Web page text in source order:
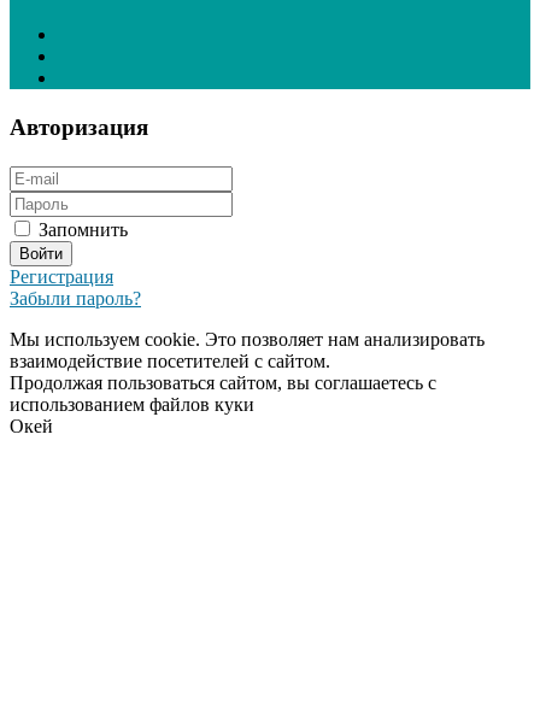
Авторизация
Запомнить
Регистрация
Забыли пароль?
Мы используем cookie. Это позволяет нам анализировать
взаимодействие посетителей с сайтом.
Продолжая пользоваться сайтом, вы соглашаетесь с
использованием файлов куки
Окей